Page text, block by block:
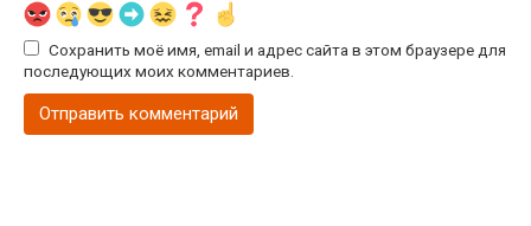
Сохранить моё имя, email и адрес сайта в этом браузере для
последующих моих комментариев.